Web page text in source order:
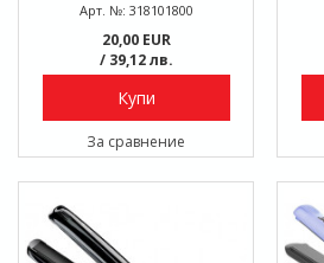
Арт. №: 318101800
20,00 EUR
/ 39,12 лв.
Купи
За сравнение